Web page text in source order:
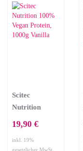
Scitec
Nutrition
Protein, 1000g
Vanilla
19,90 €
inkl. 19%
gesetzlicher MwSt.